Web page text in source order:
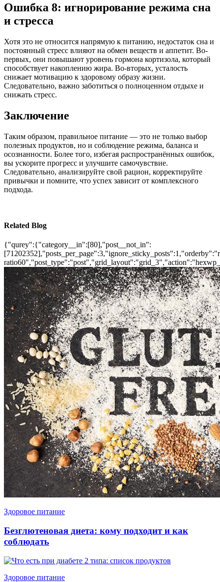
Ошибка 8: игнорирование режима сна
и стресса
Хотя это не относится напрямую к питанию, недостаток сна и
постоянный стресс влияют на обмен веществ и аппетит. Во-
первых, они повышают уровень гормона кортизола, который
способствует накоплению жира. Во-вторых, усталость
снижает мотивацию к здоровому образу жизни.
Следовательно, важно заботиться о полноценном отдыхе и
снижать стресс.
Заключение
Таким образом, правильное питание — это не только выбор
полезных продуктов, но и соблюдение режима, баланса и
осознанности. Более того, избегая распространённых ошибок,
вы ускорите прогресс и улучшите самочувствие.
Следовательно, анализируйте свой рацион, корректируйте
привычки и помните, что успех зависит от комплексного
подхода.
Related Blog
{"qurey":{"category__in":[80],"post__not_in":
Здоровое питание
Безглютеновая диета: кому подходит и как
соблюдать
Здоровое питание